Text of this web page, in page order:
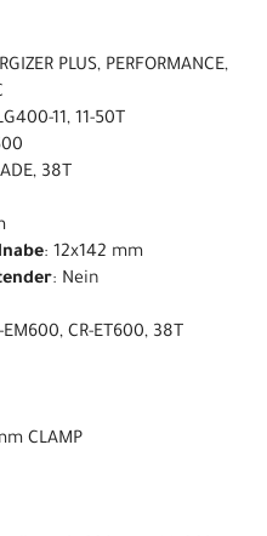
PLUS, PERFORMANCE,
11, 11-50T
38T
: 12x142 mm
: Nein
CR-ET600, 38T
CLAMP